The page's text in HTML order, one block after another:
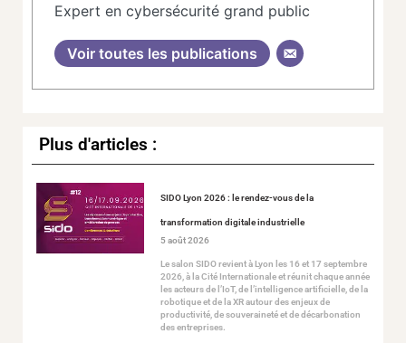
Expert en cybersécurité grand public
Voir toutes les publications
Plus d'articles :
SIDO Lyon 2026 : le rendez-vous de la
transformation digitale industrielle
5 août 2026
Le salon SIDO revient à Lyon les 16 et 17 septembre
2026, à la Cité Internationale et réunit chaque année
les acteurs de l’IoT, de l’intelligence artificielle, de la
robotique et de la XR autour des enjeux de
productivité, de souveraineté et de décarbonation
des entreprises.